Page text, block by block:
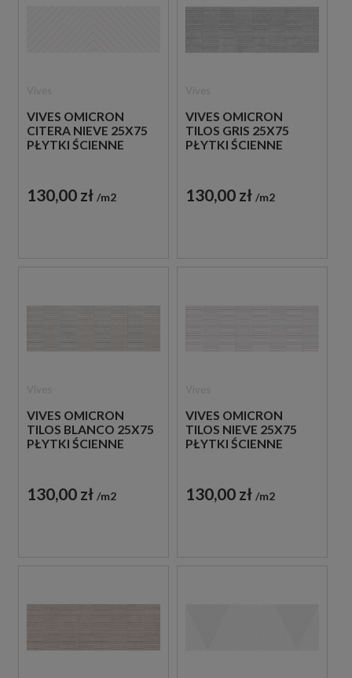
VIVES OMICRON
CITERA NIEVE 25X75
PŁYTKI ŚCIENNE
130,00 zł m2
VIVES OMICRON
TILOS GRIS 25X75
PŁYTKI ŚCIENNE
130,00 zł m2
VIVES OMICRON
TILOS BLANCO 25X75
PŁYTKI ŚCIENNE
130,00 zł m2
VIVES OMICRON
TILOS NIEVE 25X75
PŁYTKI ŚCIENNE
130,00 zł m2